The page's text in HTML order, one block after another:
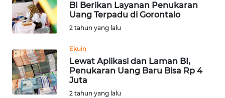
BI Berikan Layanan Penukaran
Uang Terpadu di Gorontalo
2 tahun yang lalu
Ekuin
Lewat Aplikasi dan Laman BI,
Penukaran Uang Baru Bisa Rp 4
Juta
2 tahun yang lalu
WN
DANAU
WN
NIAS